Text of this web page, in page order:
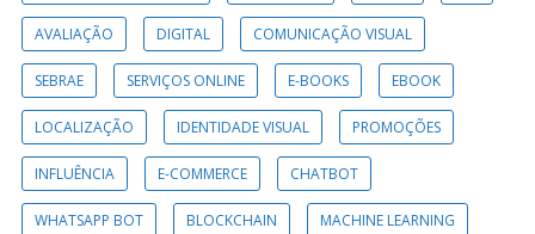
AVALIAÇÃO DIGITAL COMUNICAÇÃO VISUAL
SEBRAE SERVIÇOS ONLINE E-BOOKS EBOOK
LOCALIZAÇÃO IDENTIDADE VISUAL PROMOÇÕES
INFLUÊNCIA E-COMMERCE CHATBOT
WHATSAPP BOT BLOCKCHAIN MACHINE LEARNING